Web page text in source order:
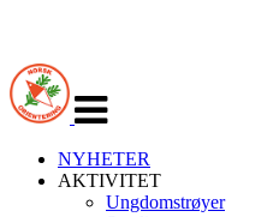
navigasjon
NYHETER
AKTIVITET
Ungdomstrøyer